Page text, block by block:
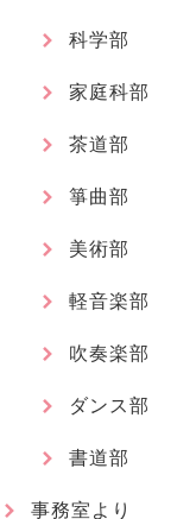
科学部
家庭科部
茶道部
箏曲部
美術部
軽音楽部
吹奏楽部
ダンス部
書道部
事務室より